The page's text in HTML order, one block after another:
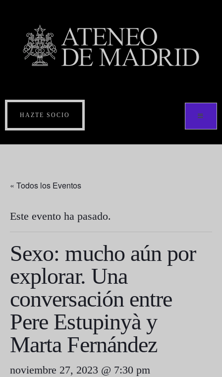
HAZTE SOCIO
« Todos los Eventos
Este evento ha pasado.
Sexo: mucho aún por
explorar. Una
conversación entre
Pere Estupinyà y
Marta Fernández
noviembre 27, 2023 @ 7:30 pm